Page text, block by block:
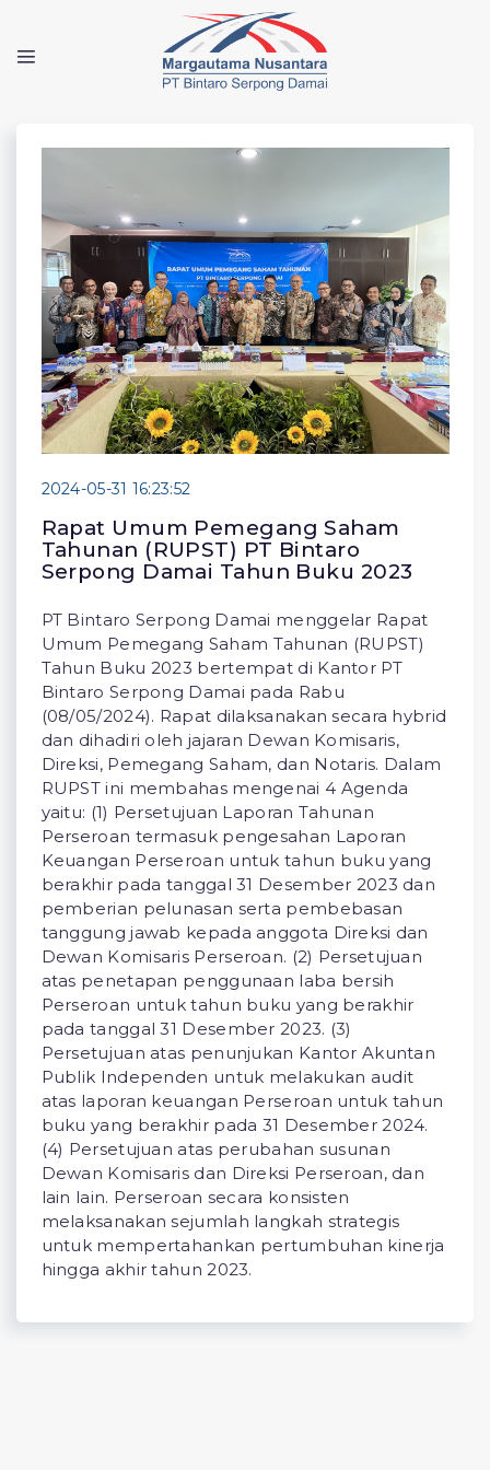
2024-05-31 16:23:52
Rapat Umum Pemegang Saham
Tahunan (RUPST) PT Bintaro
Serpong Damai Tahun Buku 2023
PT Bintaro Serpong Damai menggelar Rapat
Umum Pemegang Saham Tahunan (RUPST)
Tahun Buku 2023 bertempat di Kantor PT
Bintaro Serpong Damai pada Rabu
(08/05/2024). Rapat dilaksanakan secara hybrid
dan dihadiri oleh jajaran Dewan Komisaris,
Direksi, Pemegang Saham, dan Notaris. Dalam
RUPST ini membahas mengenai 4 Agenda
yaitu: (1) Persetujuan Laporan Tahunan
Perseroan termasuk pengesahan Laporan
Keuangan Perseroan untuk tahun buku yang
berakhir pada tanggal 31 Desember 2023 dan
pemberian pelunasan serta pembebasan
tanggung jawab kepada anggota Direksi dan
Dewan Komisaris Perseroan. (2) Persetujuan
atas penetapan penggunaan laba bersih
Perseroan untuk tahun buku yang berakhir
pada tanggal 31 Desember 2023. (3)
Persetujuan atas penunjukan Kantor Akuntan
Publik Independen untuk melakukan audit
atas laporan keuangan Perseroan untuk tahun
buku yang berakhir pada 31 Desember 2024.
(4) Persetujuan atas perubahan susunan
Dewan Komisaris dan Direksi Perseroan, dan
lain lain. Perseroan secara konsisten
melaksanakan sejumlah langkah strategis
untuk mempertahankan pertumbuhan kinerja
hingga akhir tahun 2023.